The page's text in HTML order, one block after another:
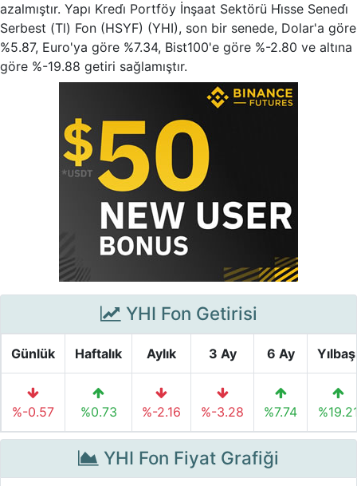
azalmıştır. Yapı Kredi̇ Portföy İnşaat Sektörü Hi̇sse Senedi̇
Serbest (Tl) Fon (HSYF) (YHI), son bir senede, Dolar'a göre
%5.87, Euro'ya göre %7.34, Bist100'e göre %-2.80 ve altına
göre %-19.88 getiri sağlamıştır.
YHI Fon Getirisi
Günlük Haftalık Aylık 3 Ay 6 Ay
%-0.57 %0.73 %-2.16 %-3.28 %7.74
YHI Fon Fiyat Grafiği